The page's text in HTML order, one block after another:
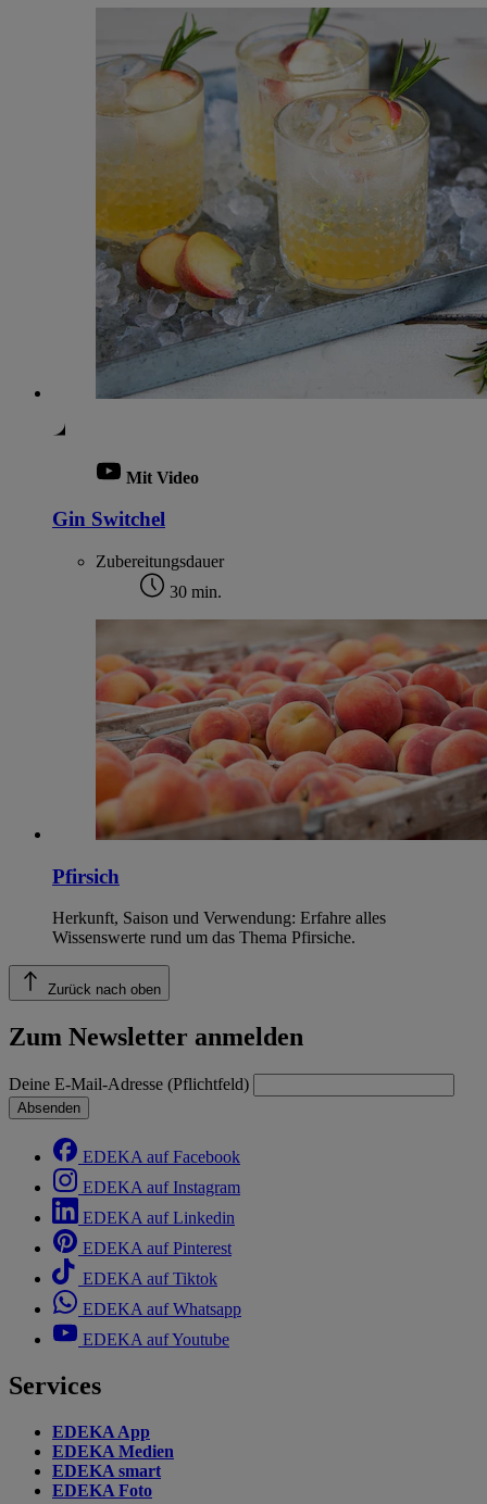
Mit Video
Gin Switchel
Zubereitungsdauer
30 min.
Pfirsich
Herkunft, Saison und Verwendung: Erfahre alles
Wissenswerte rund um das Thema Pfirsiche.
Zurück nach oben
Zum Newsletter anmelden
Deine E-Mail-Adresse (Pflichtfeld)
Absenden
EDEKA auf Facebook
EDEKA auf Instagram
EDEKA auf Linkedin
EDEKA auf Pinterest
EDEKA auf Tiktok
EDEKA auf Whatsapp
EDEKA auf Youtube
Services
EDEKA App
EDEKA Medien
EDEKA smart
EDEKA Foto